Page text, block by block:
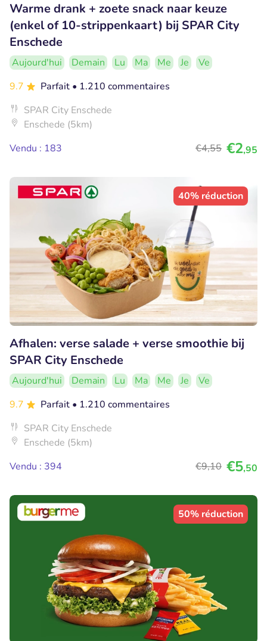
Warme drank + zoete snack naar keuze
(enkel of 10-strippenkaart) bij SPAR City
Enschede
Aujourd'hui Demain Lu Ma Me Je
Ve
9.7
Parfait • 1.210 commentaires
SPAR City Enschede
Enschede (5km)
Vendu : 183
€4,55 €2,95
40% réduction
Afhalen: verse salade + verse smoothie bij
SPAR City Enschede
Aujourd'hui Demain Lu Ma Me Je
Ve
9.7
Parfait • 1.210 commentaires
SPAR City Enschede
Enschede (5km)
Vendu : 394
€9,10 €5,50
50% réduction